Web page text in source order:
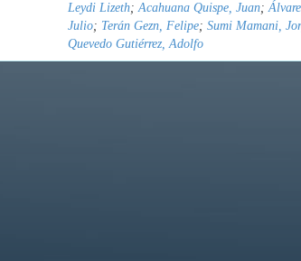
Leydi Lizeth;Acahuana Quispe, Juan;
Julio; Terán Gezn, Felipe; Sumi Mamani,
Quevedo Gutiérrez, Adolfo